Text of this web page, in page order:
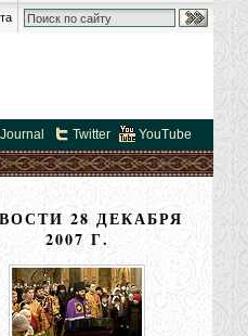
Twitter YouTube
28 ДЕКАБРЯ
2007 Г.